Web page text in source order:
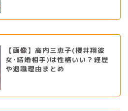
【画像】高内三恵子(櫻井翔彼
女･結婚相手)は性格いい？経歴
や退職理由まとめ